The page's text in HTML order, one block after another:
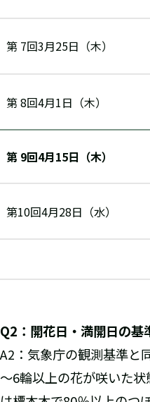
第 7回3月25日（木）
第 8回4月1日（木）
第 9回4月15日（木）
第10回4月28日（水）
Q2 ：開花日・満開日の基
A2：気象庁の観測基準と
～6輪以上の花が咲いた